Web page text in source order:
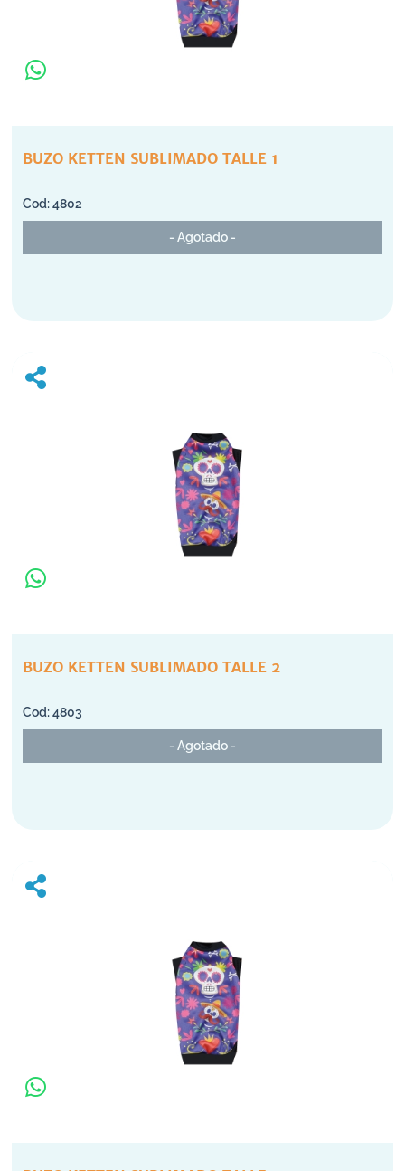
BUZO KETTEN SUBLIMADO TALLE 1
4802
- Agotado -
BUZO KETTEN SUBLIMADO TALLE 2
4803
- Agotado -